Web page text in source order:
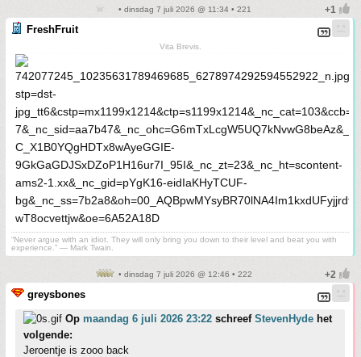
• dinsdag 7 juli 2026 @ 11:34 • 221
FreshFruit
Vita Brevis.
“Never argue with an idiot. They will only bring you down to their level and beat you with
experience.” ― Mark Twain.
• dinsdag 7 juli 2026 @ 12:46 • 222
greysbones
Op maandag 6 juli 2026 23:22 schreef StevenHyde het
volgende:
Jeroentje is zooo back